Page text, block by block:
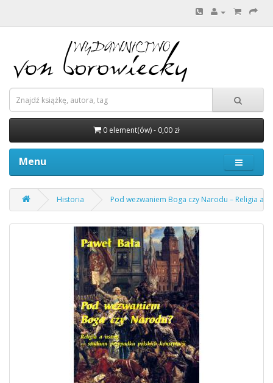
0 element(ów) - 0,00 zł
Menu
Historia Pod wezwaniem Boga czy Narodu – Religia a